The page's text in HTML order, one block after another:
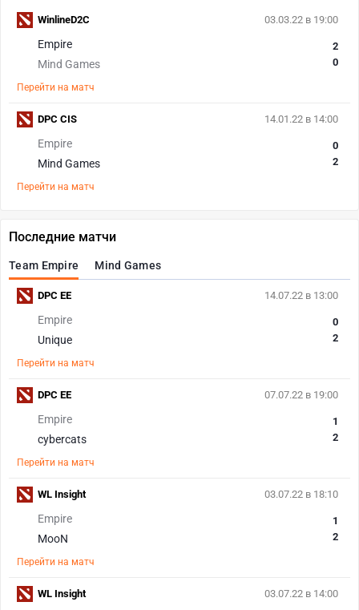
03.03.22 в 19:00
Empire
Mind Games
2
0
Перейти на матч
WinlineD2С
14.01.22 в 14:00
Empire
Mind Games
0
2
Перейти на матч
DPC CIS
Последние матчи
Team Empire Mind Games
14.07.22 в 13:00
Empire
Unique
0
2
Перейти на матч
DPC EE
07.07.22 в 19:00
Empire
cybercats
1
2
Перейти на матч
DPC EE
03.07.22 в 18:10
Empire
MooN
1
2
Перейти на матч
WL Insight
03.07.22 в 14:00
WL Insight